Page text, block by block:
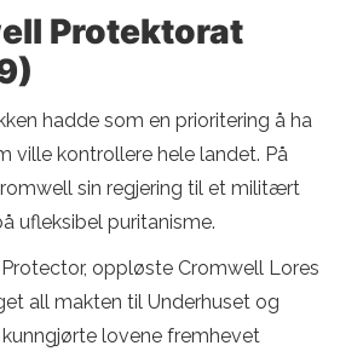
Protektorat
hadde som en prioritering å ha
ville kontrollere hele landet. På
sin regjering til et militært
ufleksibel puritanisme.
oppløste Cromwell Lores
all makten til Underhuset og
lovene fremhevet